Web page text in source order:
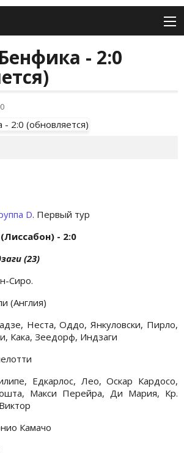
- 2:0
D. Первый тур
- 2:0
(23)
Сиро.
(Англия)
Неста, Оддо, Янкуловски, Пирло,
Кака, Зеедорф, Индзаги
Едкарлос, Лео, Оскар Кардосо,
Макси Перейра, Ди Мария, Кр.
Камачо